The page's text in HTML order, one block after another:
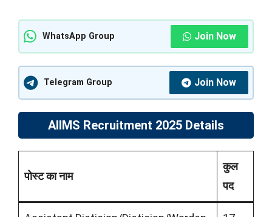
WhatsApp Group Join Now
Telegram Group Join Now
AIIMS Recruitment 2025 Details
पोस्ट का नाम
कुल
पद